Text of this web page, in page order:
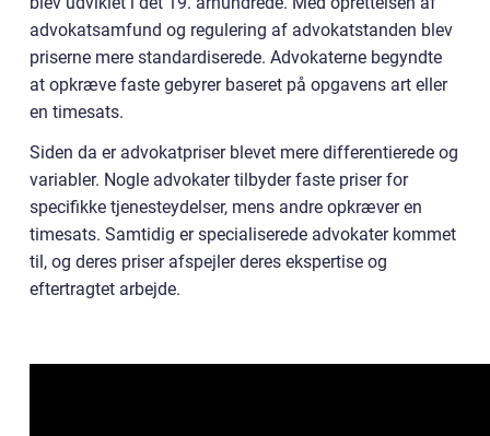
advokatsamfund og regulering af advokatstanden blev
priserne mere standardiserede. Advokaterne begyndte
at opkræve faste gebyrer baseret på opgavens art eller
en timesats.
Siden da er advokatpriser blevet mere differentierede og
variabler. Nogle advokater tilbyder faste priser for
specifikke tjenesteydelser, mens andre opkræver en
timesats. Samtidig er specialiserede advokater kommet
til, og deres priser afspejler deres ekspertise og
eftertragtet arbejde.